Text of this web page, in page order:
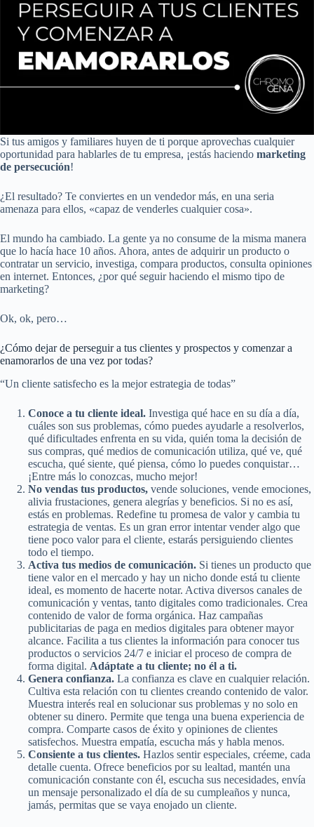
Si tus amigos y familiares huyen de ti porque aprovechas cualquier
oportunidad para hablarles de tu empresa, ¡estás haciendo marketing
de persecución!
¿El resultado? Te conviertes en un vendedor más, en una seria
amenaza para ellos, «capaz de venderles cualquier cosa».
El mundo ha cambiado. La gente ya no consume de la misma manera
que lo hacía hace 10 años. Ahora, antes de adquirir un producto o
contratar un servicio, investiga, compara productos, consulta opiniones
en internet. Entonces, ¿por qué seguir haciendo el mismo tipo de
marketing?
Ok, ok, pero…
¿Cómo dejar de perseguir a tus clientes y prospectos y comenzar a
enamorarlos de una vez por todas?
“Un cliente satisfecho es la mejor estrategia de todas”
Conoce a tu cliente ideal. Investiga qué hace en su día a día,
cuáles son sus problemas, cómo puedes ayudarle a resolverlos,
qué dificultades enfrenta en su vida, quién toma la decisión de
sus compras, qué medios de comunicación utiliza, qué ve, qué
escucha, qué siente, qué piensa, cómo lo puedes conquistar…
¡Entre más lo conozcas, mucho mejor!
No vendas tus productos, vende soluciones, vende emociones,
alivia frustaciones, genera alegrías y beneficios. Si no es así,
estás en problemas. Redefine tu promesa de valor y cambia tu
estrategia de ventas. Es un gran error intentar vender algo que
tiene poco valor para el cliente, estarás persiguiendo clientes
todo el tiempo.
Activa tus medios de comunicación. Si tienes un producto que
tiene valor en el mercado y hay un nicho donde está tu cliente
ideal, es momento de hacerte notar. Activa diversos canales de
comunicación y ventas, tanto digitales como tradicionales. Crea
contenido de valor de forma orgánica. Haz campañas
publicitarias de paga en medios digitales para obtener mayor
alcance. Facilita a tus clientes la información para conocer tus
productos o servicios 24/7 e iniciar el proceso de compra de
forma digital. Adáptate a tu cliente; no él a ti.
Genera confianza. La confianza es clave en cualquier relación.
Cultiva esta relación con tu clientes creando contenido de valor.
Muestra interés real en solucionar sus problemas y no solo en
obtener su dinero. Permite que tenga una buena experiencia de
compra. Comparte casos de éxito y opiniones de clientes
satisfechos. Muestra empatía, escucha más y habla menos.
Consiente a tus clientes. Hazlos sentir especiales, créeme, cada
detalle cuenta. Ofrece beneficios por su lealtad, mantén una
comunicación constante con él, escucha sus necesidades, envía
un mensaje personalizado el día de su cumpleaños y nunca,
jamás, permitas que se vaya enojado un cliente.